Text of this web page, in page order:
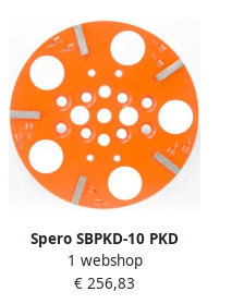
Spero SBPKD-10 PKD
Slijpschijf | Coating & Lijm |
Korrel 30 | 254 mm SBPKD-
1 webshop
€ 256,83